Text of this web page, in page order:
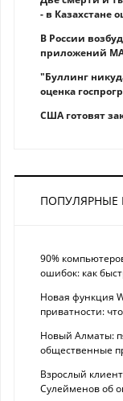
- в Казахстане
В России
приложений
"Буллинг
оценка
США готовят
ПОПУЛЯРНЫЕ
90%
ошибок: как
Новая функция
приватности:
Новый Алматы:
общественные
Взрослый
Сулейменов об